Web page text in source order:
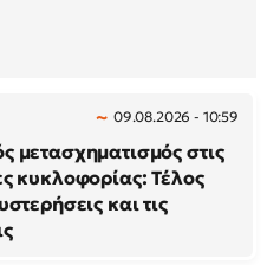
09.08.2026 - 10:59
μετασχηματισμός στις
κυκλοφορίας: Τέλος
και τις